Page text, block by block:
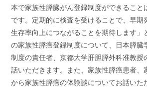
本で家族性膵臓がん登録制度ができること
です。定期的に検査を受けることで、早期
生存率向上につながることを期待します」
の家族性膵癌登録制度について、日本膵臓
制度の責任者、京都大学肝胆膵外科准教授
話いただきます。また、家族性膵癌患者、
から家族性膵癌の体験談についてお話いた